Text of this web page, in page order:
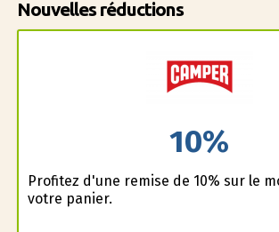
Nouvelles réductions
10%
Profitez d'une remise de 10% sur le
votre panier.